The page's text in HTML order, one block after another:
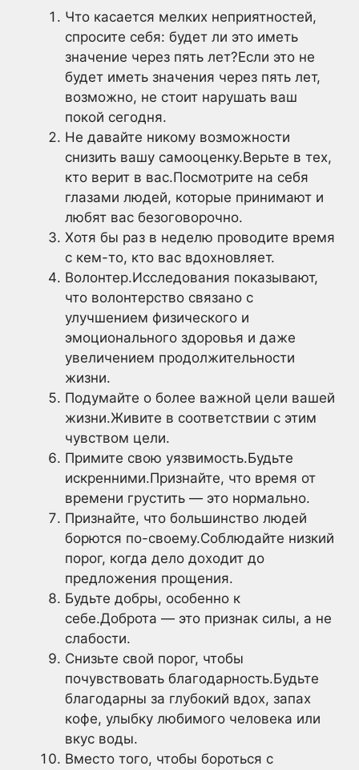
Что касается мелких неприятностей,
спросите себя: будет ли это иметь
значение через пять лет?Если это не
будет иметь значения через пять лет,
возможно, не стоит нарушать ваш
покой сегодня.
Не давайте никому возможности
снизить вашу самооценку.Верьте в тех,
кто верит в вас.Посмотрите на себя
глазами людей, которые принимают и
любят вас безоговорочно.
Хотя бы раз в неделю проводите время
с кем-то, кто вас вдохновляет.
Волонтер.Исследования показывают,
что волонтерство связано с
улучшением физического и
эмоционального здоровья и даже
увеличением продолжительности
жизни.
Подумайте о более важной цели вашей
жизни.Живите в соответствии с этим
чувством цели.
Примите свою уязвимость.Будьте
искренними.Признайте, что время от
времени грустить — это нормально.
Признайте, что большинство людей
борются по-своему.Соблюдайте низкий
порог, когда дело доходит до
предложения прощения.
Будьте добры, особенно к
себе.Доброта — это признак силы, а не
слабости.
Снизьте свой порог, чтобы
почувствовать благодарность.Будьте
благодарны за глубокий вдох, запах
кофе, улыбку любимого человека или
вкус воды.
Вместо того, чтобы бороться с